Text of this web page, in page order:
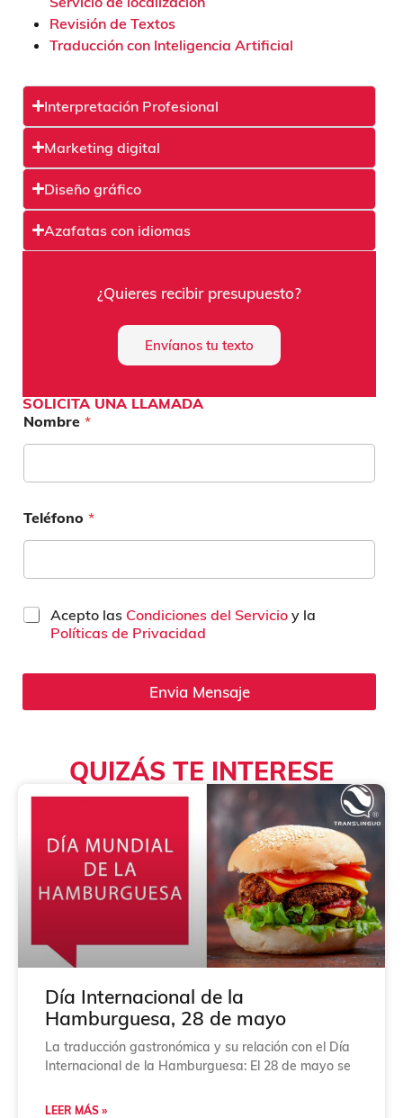
Revisión de Textos
Traducción con Inteligencia Artificial
Interpretación Profesional
Marketing digital
Diseño gráfico
Azafatas con idiomas
¿Quieres recibir presupuesto?
Envíanos tu texto
SOLICITA UNA LLAMADA
Nombre *
Teléfono *
C
l
a
n
Acepto las Condiciones del Servicio y la
Políticas de Privacidad
Envia Mensaje
QUIZÁS TE INTERESE
Día Internacional de la
Hamburguesa, 28 de mayo
La traducción gastronómica y su relación con el Día
Internacional de la Hamburguesa: El 28 de mayo se
LEER MÁS »